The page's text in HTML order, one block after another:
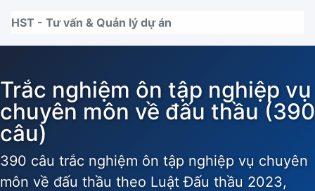
HST - Tư vấn & Quản lý dự án
Trắc nghiệm ôn tập nghiệp vụ
chuyên môn về đấu thầu (390
câu)
390 câu trắc nghiệm ôn tập nghiệp vụ chuyên
môn về đấu thầu theo Luật Đấu thầu 2023,